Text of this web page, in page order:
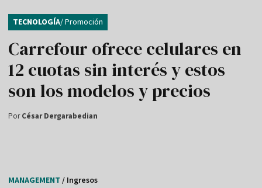
Carrefour ofrece celulares en
12 cuotas sin interés y estos
son los modelos y precios
TECNOLOGÍA/ Promoción
PorCésar Dergarabedian
MANAGEMENT / Ingresos